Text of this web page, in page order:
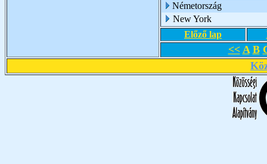
Németország
New York
Előző lap
<< A B